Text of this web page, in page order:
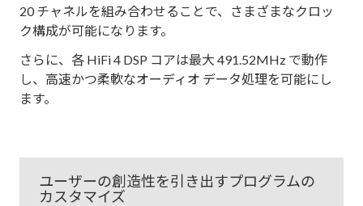
20 チャネルを組み合わせることで、さまざまなクロッ
ク構成が可能になります。
さらに、各 HiFi 4 DSP コアは最大 491.52MHz で動作
し、高速かつ柔軟なオーディオ データ処理を可能にし
ます。
ユーザーの創造性を引き出すプログラムの
カスタマイズ